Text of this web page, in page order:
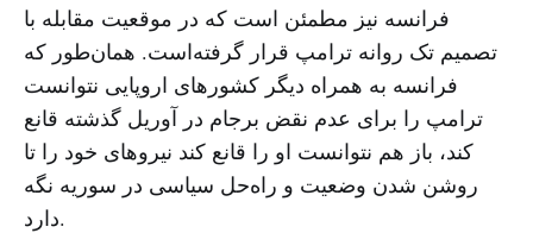
فرانسه نیز مطمئن است که در موقعیت مقابله با
تصمیم تک روانه ترامپ قرار گرفته‌است. همان‌طور که
فرانسه به همراه دیگر کشورهای اروپایی نتوانست
ترامپ را برای عدم نقض برجام در آوریل گذشته قانع
کند، باز هم نتوانست او را قانع کند نیروهای خود را تا
روشن شدن وضعیت و راه‌حل سیاسی در سوریه نگه
دارد.